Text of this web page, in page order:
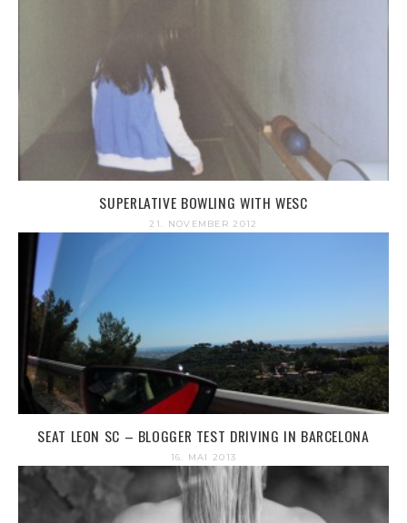
SUPERLATIVE BOWLING WITH WESC
21. NOVEMBER 2012
SEAT LEON SC – BLOGGER TEST DRIVING IN BARCELONA
16. MAI 2013